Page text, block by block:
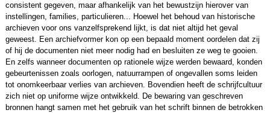
consistent gegeven, maar afhankelijk van het bewustzijn hierover van
instellingen, families, particulieren... Hoewel het behoud van historische
archieven voor ons vanzelfsprekend lijkt, is dat niet altijd het geval
geweest. Een archiefvormer kon op een bepaald moment oordelen dat zij
of hij de documenten niet meer nodig had en besluiten ze weg te gooien.
En zelfs wanneer documenten op rationele wijze werden bewaard, konden
gebeurtenissen zoals oorlogen, natuurrampen of ongevallen soms leiden
tot onomkeerbaar verlies van archieven. Bovendien heeft de schrijfcultuur
zich niet op uniforme wijze ontwikkeld. De bewaring van geschreven
bronnen hangt samen met het gebruik van het schrift binnen de betrokken